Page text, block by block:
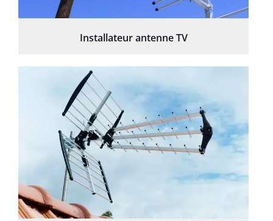
Installateur antenne TV